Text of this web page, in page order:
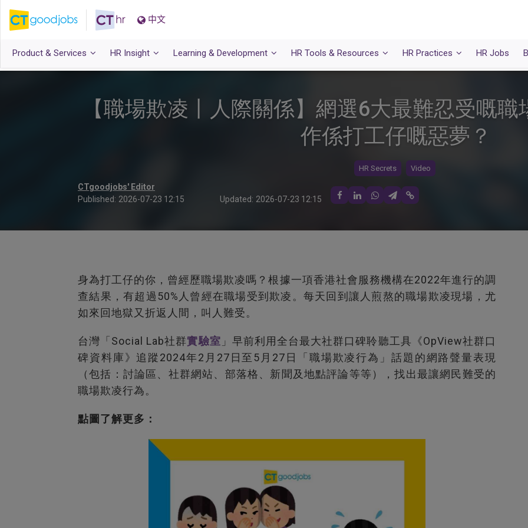
中文
Product & Services HR Insight Learning & Development HR Tools & Resources HR Practices HR Jobs
【職場欺凌丨人際關係】網選6大最難忍受嘅
作係打工仔嘅惡夢？
HR Secrets Video
CTgoodjobs' Editor
Published: 2026-07-23 12:15 Updated: 2026-07-23 12:15
身為打工仔的你，曾經歷職場欺凌嗎？根據一項香港社會服務機構在2022年進行的調
查結果，有超過50%人曾經在職場受到欺凌。每天回到讓人煎熬的職場欺凌現場，尤
如來回地獄又折返人間，叫人難受。
台灣「Social Lab社群實驗室 」早前利用全台最大社群口碑聆聽工具《OpView社群口
碑資料庫》追蹤2024年2月27日至5月27日「職場欺凌行為」話題的網路聲量表現
（包括：討論區、社群網站、部落格、新聞及地點評論等等），找出最讓網民難受的
職場欺凌行為。
點圖了解更多：